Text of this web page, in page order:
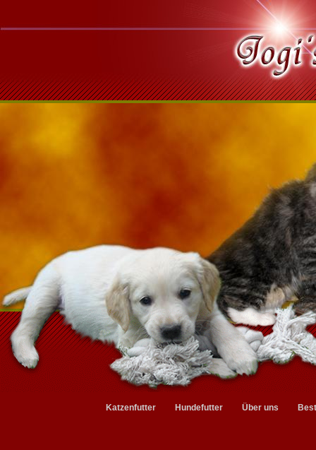
Katzenfutter Hundefutter Über uns